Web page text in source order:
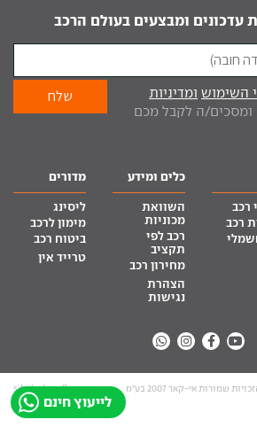
לייעוץ חינם
עדכונים ומבצעים בעולם הרכב
השימוש ומדיניות
של iCar ומסכים/ה לקבל מכם
רכב
רכב
כלים ומידע
השוואת
מכוניות
רכב לפי
תקציב
מחירון רכב
הצהרת
נגישות
מדורים
ליסינג
מימון לרכב
ביטוח רכב
טרייד אין
שמורות אי-קאר 2007 בע”מ site by tq.soft